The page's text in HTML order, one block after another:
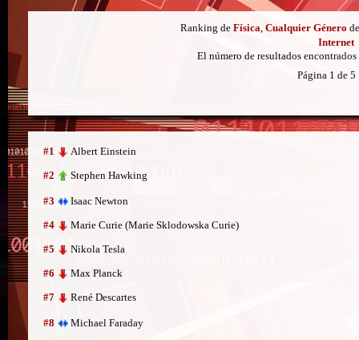
Ranking de Física, Cualquier Género
Internet
El número de resultados encontrados
Página 1 de 5
#1 Albert Einstein
#2 Stephen Hawking
#3 Isaac Newton
#4 Marie Curie (Marie Sklodowska Curie)
#5 Nikola Tesla
#6 Max Planck
#7 René Descartes
#8 Michael Faraday